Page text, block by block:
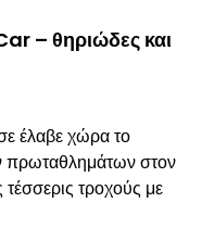
© enkinisi.gr
– θηριώδες και
έλαβε χώρα το
πρωταθλημάτων στον
τροχούς με